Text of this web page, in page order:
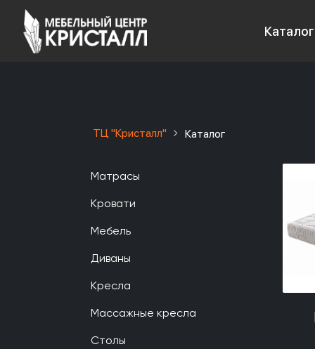
Каталог
ТЦ "Кристалл" Каталог
Матрасы
Кровати
Мебель
Диваны
Кресла
Массажные кресла
Столы